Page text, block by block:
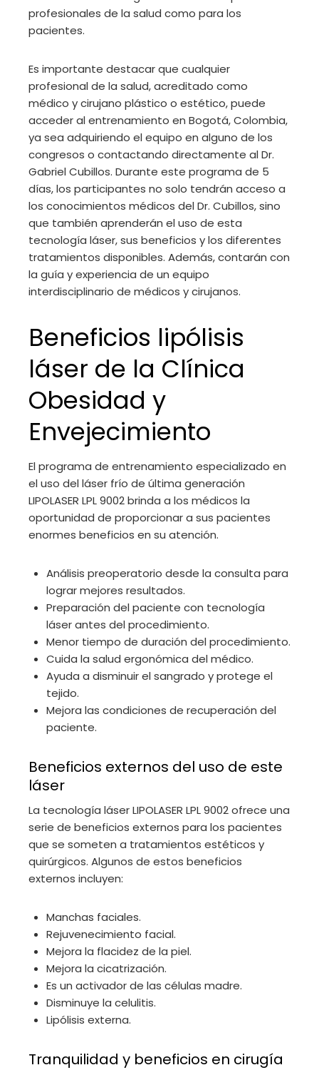
profesionales de la salud como para los
pacientes.
Es importante destacar que cualquier
profesional de la salud, acreditado como
médico y cirujano plástico o estético, puede
acceder al entrenamiento en Bogotá, Colombia,
ya sea adquiriendo el equipo en alguno de los
congresos o contactando directamente al Dr.
Gabriel Cubillos. Durante este programa de 5
días, los participantes no solo tendrán acceso a
los conocimientos médicos del Dr. Cubillos, sino
que también aprenderán el uso de esta
tecnología láser, sus beneficios y los diferentes
tratamientos disponibles. Además, contarán con
la guía y experiencia de un equipo
interdisciplinario de médicos y cirujanos.
Beneficios lipólisis
láser de la Clínica
Obesidad y
Envejecimiento
El programa de entrenamiento especializado en
el uso del láser frío de última generación
LIPOLASER LPL 9002 brinda a los médicos la
oportunidad de proporcionar a sus pacientes
enormes beneficios en su atención.
Análisis preoperatorio desde la consulta para
lograr mejores resultados.
Preparación del paciente con tecnología
láser antes del procedimiento.
Menor tiempo de duración del procedimiento.
Cuida la salud ergonómica del médico.
Ayuda a disminuir el sangrado y protege el
tejido.
Mejora las condiciones de recuperación del
paciente.
Beneficios externos del uso de este
láser
La tecnología láser LIPOLASER LPL 9002 ofrece una
serie de beneficios externos para los pacientes
que se someten a tratamientos estéticos y
quirúrgicos. Algunos de estos beneficios
externos incluyen:
Manchas faciales.
Rejuvenecimiento facial.
Mejora la flacidez de la piel.
Mejora la cicatrización.
Es un activador de las células madre.
Disminuye la celulitis.
Lipólisis externa.
Tranquilidad y beneficios en cirugía